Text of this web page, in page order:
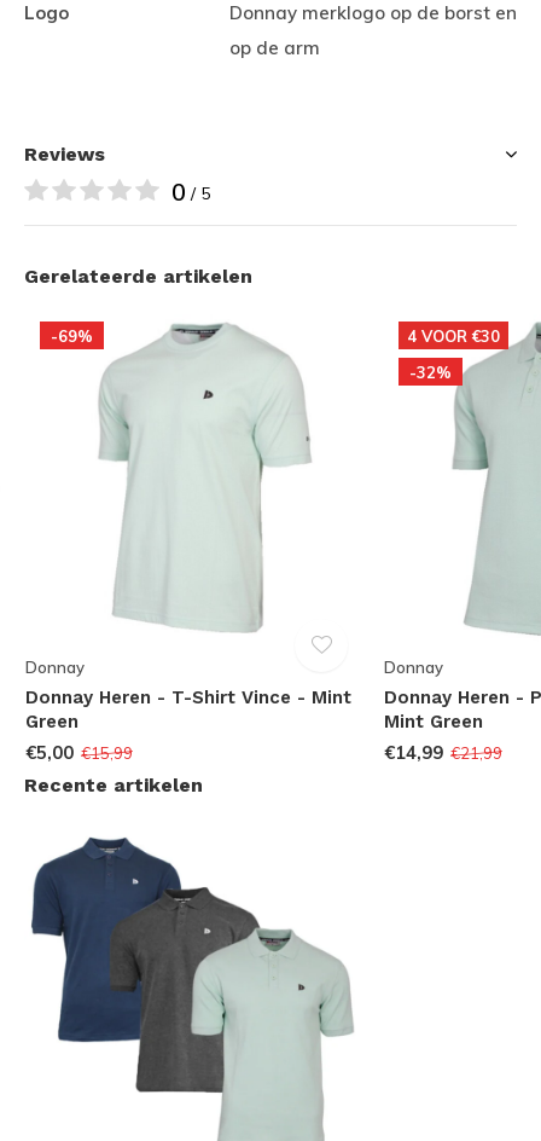
Logo
Donnay merklogo op de borst en
op de arm
Reviews
0 / 5
Gerelateerde artikelen
-69%
Donnay
Donnay Heren - T-Shirt Vince - Mint
Green
€5,00 €15,99
4 VOOR €30
-32%
Donnay
Donnay Heren -
Mint Green
€14,99 €21,99
Recente artikelen